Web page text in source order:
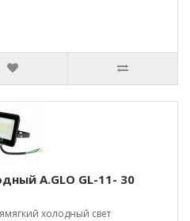
A.GLO GL-11- 30
холодный свет